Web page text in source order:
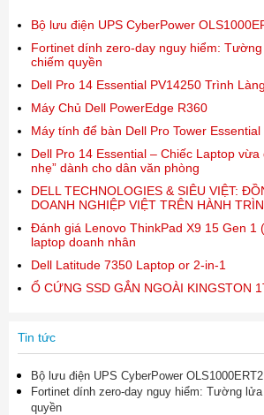
Bộ lưu điện UPS CyberPower
Fortinet dính zero-day nguy hiểm:
chiếm quyền
Dell Pro 14 Essential PV14250 Trình Làng
Máy Chủ Dell PowerEdge R360
Máy tính để bàn Dell Pro Tower
Dell Pro 14 Essential – Chiếc Laptop vừa
nhẹ” dành cho dân văn phòng
DELL TECHNOLOGIES & SIÊU VIỆT:
DOANH NGHIỆP VIỆT TRÊN HÀNH
Đánh giá Lenovo ThinkPad X9 15 Gen 1
laptop doanh nhân
Dell Latitude 7350 Laptop or 2-in-1
Ổ CỨNG SSD GẮN NGOÀI KINGSTON
Tin tức
Bộ lưu điện UPS CyberPower
Fortinet dính zero-day nguy hiểm: Tường
quyền